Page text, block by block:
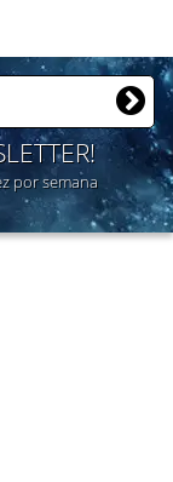
por semana